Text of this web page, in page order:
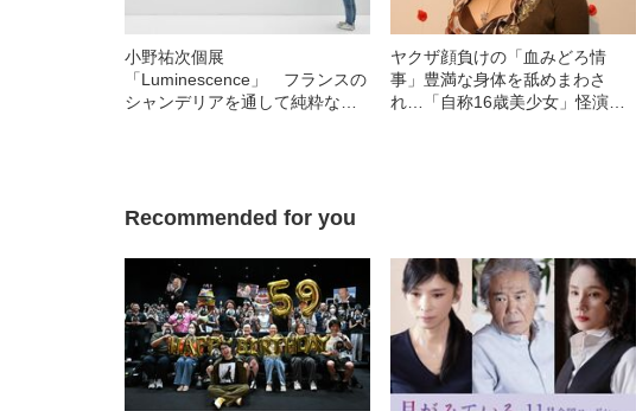
小野祐次個展
「Luminescence」 フランスの
シャンデリアを通して純粋な
ヤクザ顔負けの「血みどろ情
事」豊満な身体を舐めまわさ
れ…「自称16歳美少女」怪演
Recommended for you